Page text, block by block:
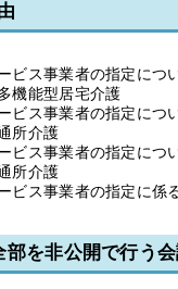
ビス事業者の指定につ
多機能型居宅介
ビス事業者の指定につ
型通所介護
ビス事業者の指定につ
型通所介護
ビス事業者の指定に
を非公開で行う会